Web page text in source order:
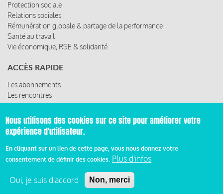
Protection sociale
Relations sociales
Rémunération globale & partage de la performance
Santé au travail
Vie économique, RSE & solidarité
ACCÈS RAPIDE
Les abonnements
Les rencontres
Les ressources
© 2019 Miroir Social - Réalisé parCafffeine
Pied
Mentions légales et condition générale d’utilisation et
d’abonnement
Nous utilisons des cookies sur ce site pour améliorer votre
expérience d'utilisateur.
En cliquant sur un lien de cette page, vous nous donnez votre
consentement de définir des cookies. Plus d'infos
Oui, je suis d'accord Non, merci